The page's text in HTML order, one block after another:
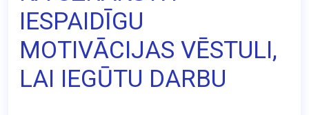
IESPAIDĪGU
MOTIVĀCIJAS VĒSTULI,
LAI IEGŪTU DARBU